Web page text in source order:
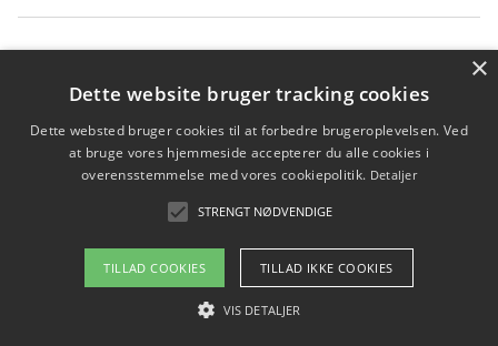
Copyright 2026 - Pilanto Aps
Om / kontakt
Blog Betingelser
×
Dette website bruger tracking cookies
Dette websted bruger cookies til at forbedre brugeroplevelsen. Ved
at bruge vores hjemmeside accepterer du alle cookies i
overensstemmelse med vores cookiepolitik. Detaljer
STRENGT NØDVENDIGE
TILLAD COOKIES TILLAD IKKE COOKIES
VIS DETALJER